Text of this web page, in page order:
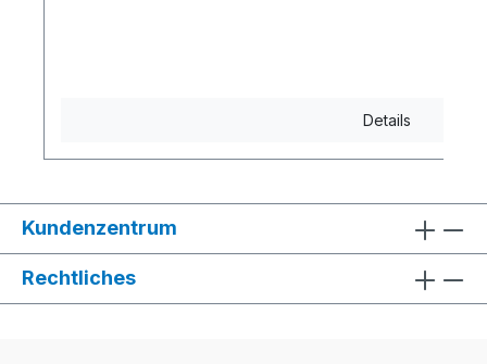
Details
Kundenzentrum
Rechtliches